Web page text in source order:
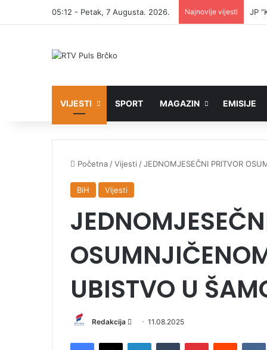
05:12 - Petak, 7 Augusta. 2026. Najnovije vijesti JP
VIJESTI SPORT MAGAZIN EMISIJE
Početna /Vijesti /JEDNOMJESEČNI PRITVOR
BiH Vijesti
UBISTVO U
Redakcija 11.08.2025